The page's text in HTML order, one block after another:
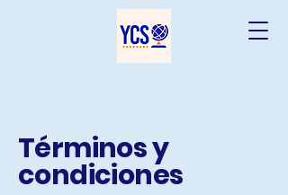
Términos y
condiciones